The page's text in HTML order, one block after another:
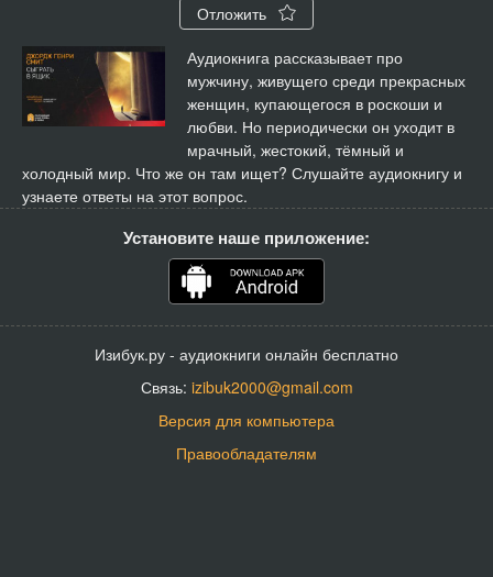
Отложить
Аудиокнига рассказывает про
мужчину, живущего среди прекрасных
женщин, купающегося в роскоши и
любви. Но периодически он уходит в
мрачный, жестокий, тёмный и
холодный мир. Что же он там ищет? Слушайте аудиокнигу и
узнаете ответы на этот вопрос.
Установите наше приложение:
Изибук.ру - аудиокниги онлайн бесплатно
Связь: izibuk2000@gmail.com
Версия для компьютера
Правообладателям